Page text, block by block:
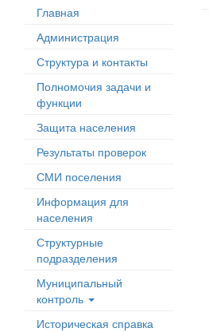
Главная
Администрация
Структура и контакты
Полномочия задачи и
функции
Защита населения
Результаты проверок
СМИ поселения
Информация для
населения
Структурные
подразделения
Муниципальный
контроль
Историческая справка